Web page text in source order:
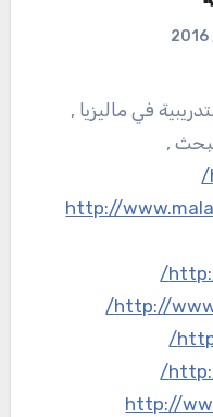
في ماليزيا ,
,
http://
http://
http://